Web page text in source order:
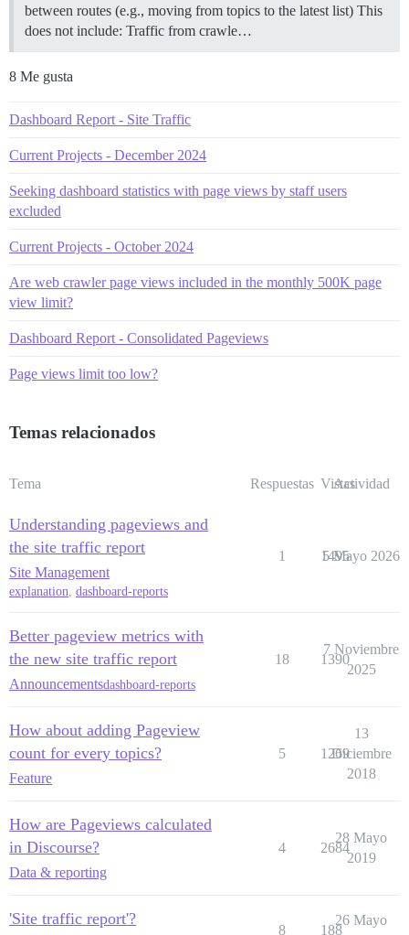
between routes (e.g., moving from topics to the latest list) This
does not include: Traffic from crawle…
8 Me gusta
Dashboard Report - Site Traffic
Current Projects - December 2024
Seeking dashboard statistics with page views by staff users
excluded
Current Projects - October 2024
Are web crawler page views included in the monthly 500K page
view limit?
Dashboard Report - Consolidated Pageviews
Page views limit too low?
Temas relacionados
Tema Respuestas Vistas
Actividad
Understanding pageviews and
the site traffic report
Site Management
explanation, dashboard-reports
1 1495
5 Mayo 2026
Better pageview metrics with
the new site traffic report
Announcementsdashboard-reports
18 1390
7 Noviembre
2025
How about adding Pageview
count for every topics?
Feature
5 1269
13
Diciembre
2018
How are Pageviews calculated
in Discourse?
Data & reporting
4 2684
28 Mayo
2019
'Site traffic report'?
8 188
26 Mayo